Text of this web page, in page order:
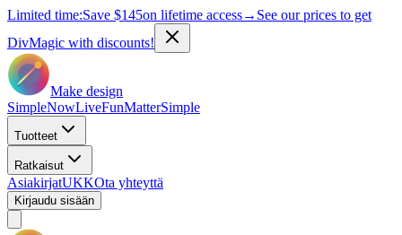
Limited time:Save $145on lifetime access→ See our prices to get
DivMagic with discounts!
Make design
SimpleNowLiveFunMatterSimple
Tuotteet
Ratkaisut
AsiakirjatUKKOta yhteyttä
Kirjaudu sisään